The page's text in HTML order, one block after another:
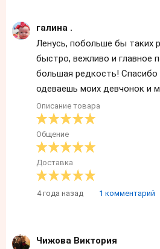
галина .
Ленусь, побольше бы таких
быстро, вежливо и главное
большая редкость! Спасибо
одеваешь моих девчонок и
Описание товара
Общение
Доставка
4 года назад 1 комментарий
Чижова Виктория